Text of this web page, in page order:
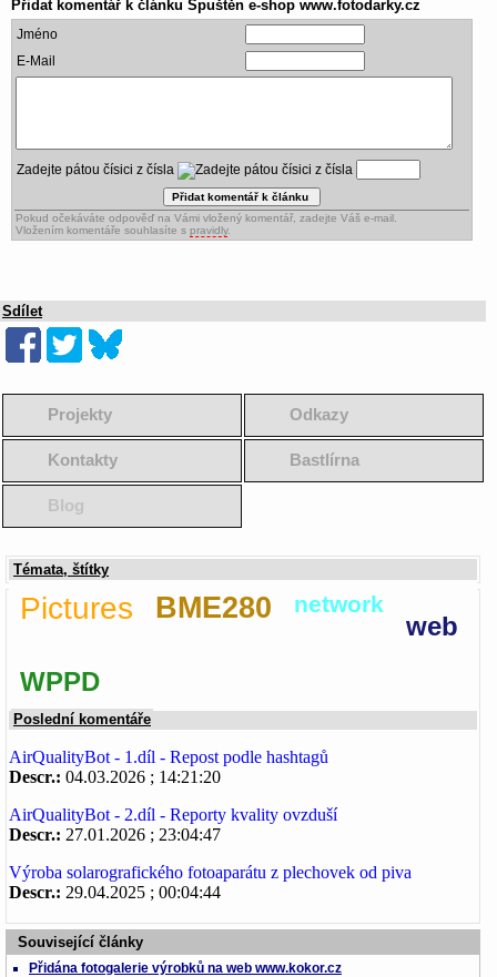
Přidat komentář k článku Spuštěn e-shop www.fotodarky.cz
Jméno
E-Mail
Zadejte pátou čísici z čísla
Pokud očekáváte odpověď na Vámi vložený komentář, zadejte Váš e-mail.
Vložením komentáře souhlasíte s pravidly.
Sdílet
Projekty Odkazy
Kontakty Bastlírna
Blog
Témata, štítky
Pictures BME280 network
web
WPPD
Poslední komentáře
AirQualityBot - 1.díl - Repost podle hashtagů
Descr.: 04.03.2026 ; 14:21:20
AirQualityBot - 2.díl - Reporty kvality ovzduší
Descr.: 27.01.2026 ; 23:04:47
Výroba solarografického fotoaparátu z plechovek od piva
Descr.: 29.04.2025 ; 00:04:44
Související články
Přidána fotogalerie výrobků na web www.kokor.cz